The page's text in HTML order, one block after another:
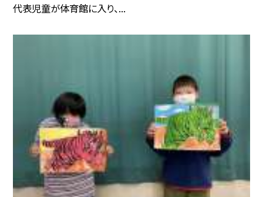
代表児童が体育館に入り、...